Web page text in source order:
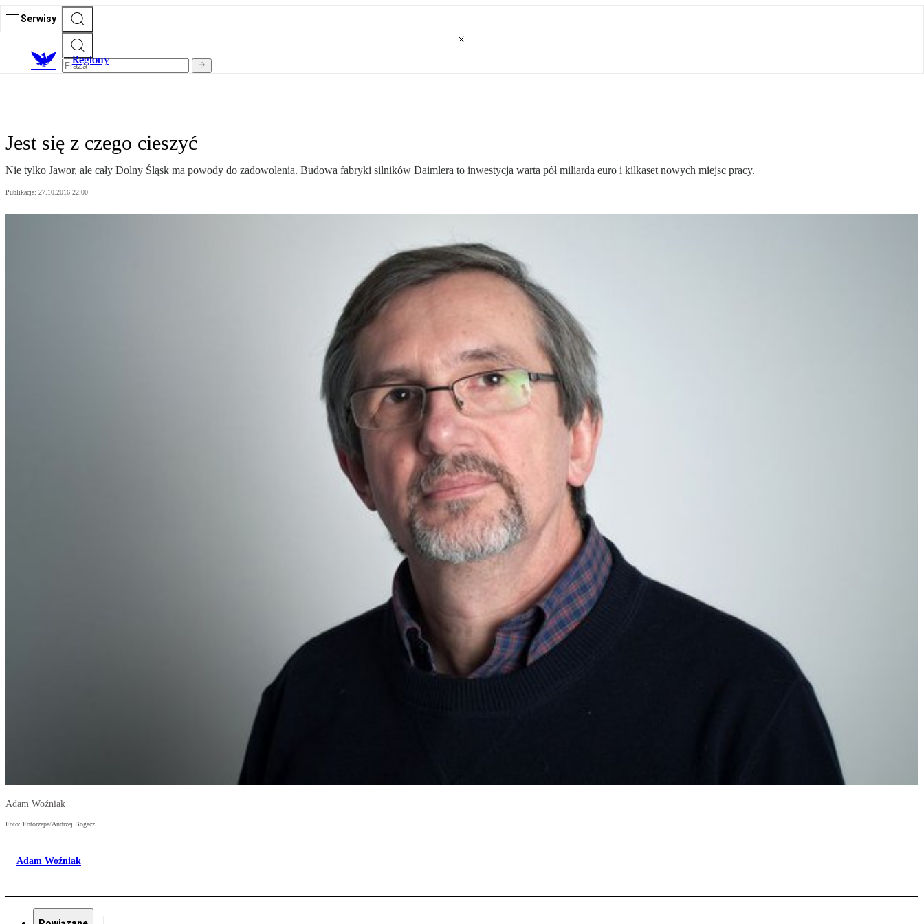
Serwisy
Regiony
Jest się z czego cieszyć
Nie tylko Jawor, ale cały Dolny Śląsk ma powody do zadowolenia. Budowa fabryki silników Daimlera to inwestycja warta pół miliarda euro i kilkaset nowych miejsc pracy.
Publikacja: 27.10.2016 22:00
Adam Woźniak
Foto: Fotorzepa/Andrzej Bogacz
Adam Woźniak